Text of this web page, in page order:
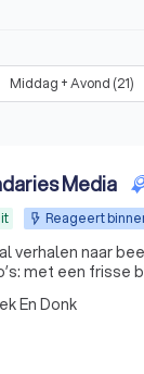
Middag + Avond (21)
Media
Reageert
verhalen naar
met een frisse
En Donk